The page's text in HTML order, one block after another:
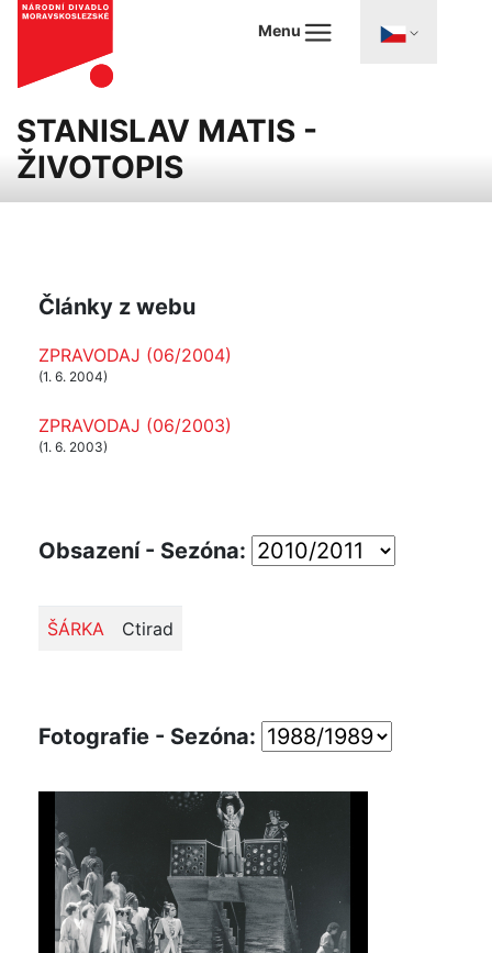
Menu
STANISLAV MATIS -
ŽIVOTOPIS
Články z webu
ZPRAVODAJ (06/2004)
(1. 6. 2004)
ZPRAVODAJ (06/2003)
(1. 6. 2003)
Obsazení - Sezóna:
ŠÁRKA Ctirad
Fotografie - Sezóna: